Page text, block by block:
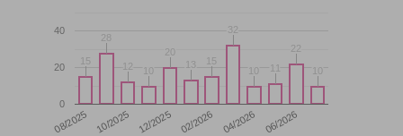
08/2025 10/2025 12/2025 02/2026 04/2026 06/2026
0
20
40
15
15
28
28
12
12 10
10
20
20
13
13 15
15
32
32
10
10 11
11
22
22
10
10